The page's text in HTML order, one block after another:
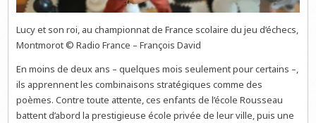
Lucy et son roi, au championnat de France scolaire du jeu d’échecs,
Montmorot © Radio France – François David
En moins de deux ans – quelques mois seulement pour certains –,
ils apprennent les combinaisons stratégiques comme des
poèmes. Contre toute attente, ces enfants de l’école Rousseau
battent d’abord la prestigieuse école privée de leur ville, puis une